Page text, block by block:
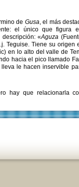
de Gusa, el más
el único que figura
«Aguza
Teguise. Tiene su origen
en lo alto del valle de
hacia el pico llamado
le hacen inservible
hay que relacionarla